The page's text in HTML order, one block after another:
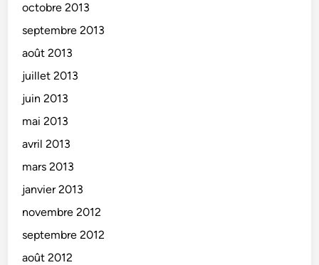
octobre 2013
septembre 2013
août 2013
juillet 2013
juin 2013
mai 2013
avril 2013
mars 2013
janvier 2013
novembre 2012
septembre 2012
août 2012